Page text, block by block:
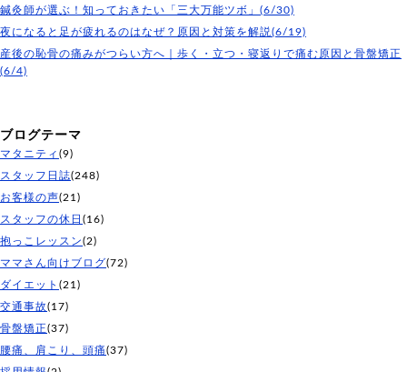
鍼灸師が選ぶ！知っておきたい「三大万能ツボ」(6/30)
夜になると足が疲れるのはなぜ？原因と対策を解説(6/19)
産後の恥骨の痛みがつらい方へ｜歩く・立つ・寝返りで痛む原因と骨盤矯正
(6/4)
ブログテーマ
マタニティ (9)
スタッフ日誌(248)
お客様の声(21)
スタッフの休日 (16)
抱っこレッスン(2)
ママさん向けブログ(72)
ダイエット (21)
交通事故(17)
骨盤矯正(37)
腰痛、肩こり、頭痛(37)